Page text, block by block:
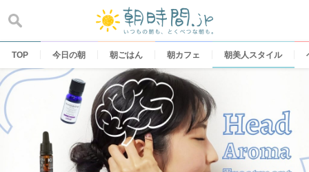
content
TOP 今日の朝 朝ごはん 朝カフェ 朝美人スタイル